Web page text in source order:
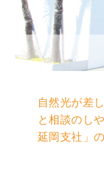
自然光が差
と相談のし
延岡支社」